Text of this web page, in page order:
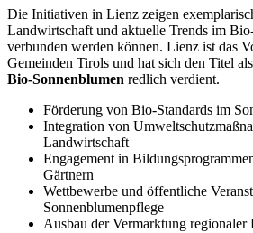
Die Initiativen in Lienz zeigen
Landwirtschaft und aktuelle Trends im
verbunden werden können. Lienz ist das
Gemeinden Tirols und hat sich den Titel
Bio-Sonnenblumen redlich verdient.
Förderung von Bio-Standards im
Integration von
Landwirtschaft
Engagement in
Gärtnern
Wettbewerbe und öffentliche
Sonnenblumenpflege
Ausbau der Vermarktung regionaler